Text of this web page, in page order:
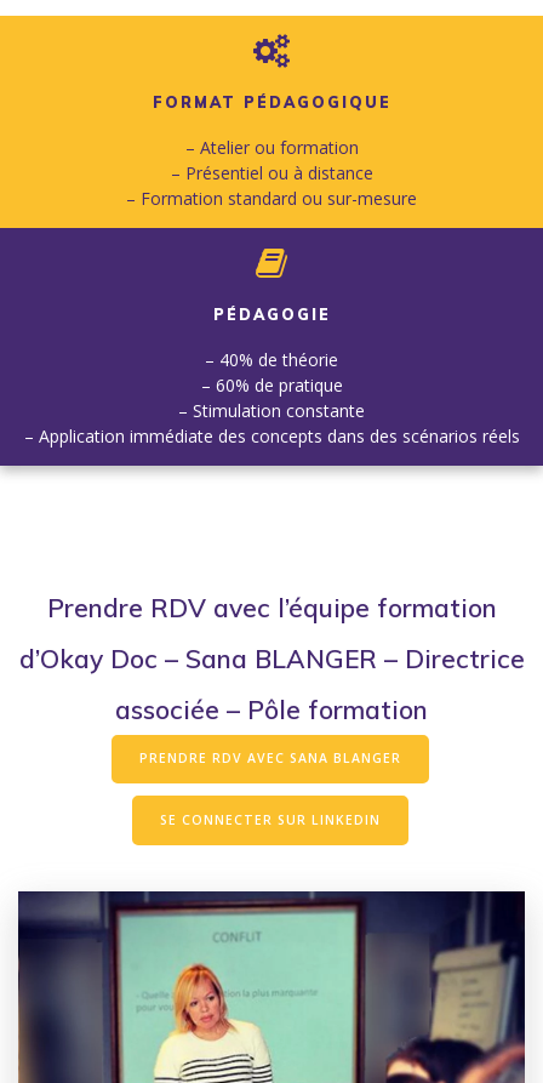
FORMAT PÉDAGOGIQUE
– Atelier ou formation
– Présentiel ou à distance
– Formation standard ou sur-mesure
PÉDAGOGIE
– 40% de théorie
– 60% de pratique
– Stimulation constante
– Application immédiate des concepts dans des scénarios réels
Prendre RDV avec l’équipe formation
d’Okay Doc – Sana BLANGER – Directrice
associée – Pôle formation
PRENDRE RDV AVEC SANA BLANGER
SE CONNECTER SUR LINKEDIN